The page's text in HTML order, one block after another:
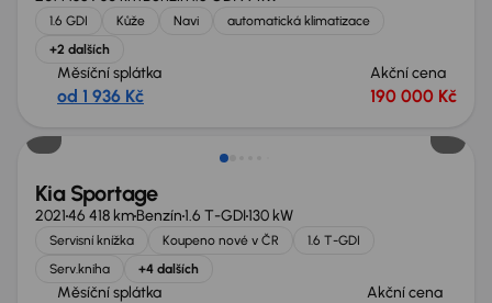
1.6 GDI Kůže Navi
automatická klimatizace
+2 dalších
Měsíční splátka
od 1 936 Kč
Akční cena
190 000 Kč
Kia Sportage
202146 418 kmBenzín1.6 T-GDI130 kW
Servisní knížka Koupeno nové v ČR
1.6 T-GDI
Serv.kniha
+4 dalších
Měsíční splátka Akční cena